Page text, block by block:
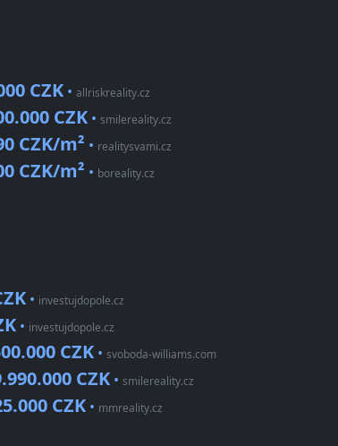
CZK • allriskreality.cz
CZK • smilereality.cz
CZK/m² • realitysvami.cz
CZK/m² • boreality.cz
• investujdopole.cz
• investujdopole.cz
CZK • svoboda-williams.com
CZK • smilereality.cz
CZK • mmreality.cz